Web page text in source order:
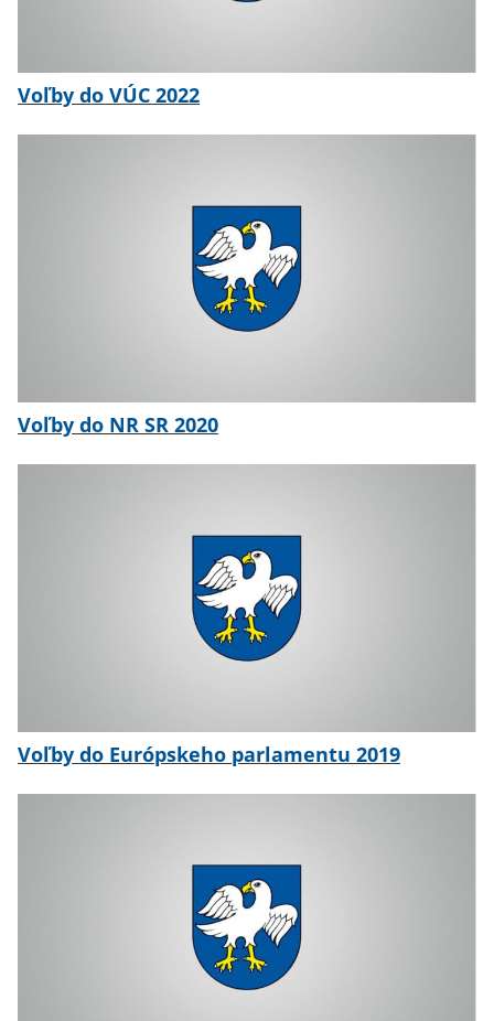
Voľby do VÚC 2022
Voľby do NR SR 2020
Voľby do Európskeho parlamentu 2019